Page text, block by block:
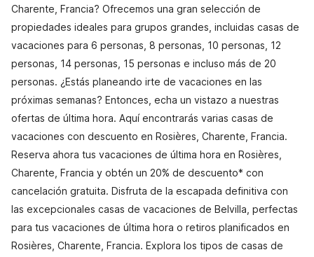
Charente, Francia? Ofrecemos una gran selección de
propiedades ideales para grupos grandes, incluidas casas de
vacaciones para 6 personas, 8 personas, 10 personas, 12
personas, 14 personas, 15 personas e incluso más de 20
personas. ¿Estás planeando irte de vacaciones en las
próximas semanas? Entonces, echa un vistazo a nuestras
ofertas de última hora. Aquí encontrarás varias casas de
vacaciones con descuento en Rosières, Charente, Francia.
Reserva ahora tus vacaciones de última hora en Rosières,
Charente, Francia y obtén un 20% de descuento* con
cancelación gratuita. Disfruta de la escapada definitiva con
las excepcionales casas de vacaciones de Belvilla, perfectas
para tus vacaciones de última hora o retiros planificados en
Rosières, Charente, Francia. Explora los tipos de casas de